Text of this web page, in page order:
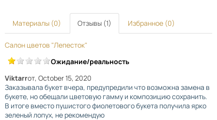
Материалы (0) Отзывы (1) Избранное (0)
Салон цветов "Лепесток"
Ожидание/реальность
от
Viktarr
, October 15, 2020
Заказывала букет вчера, предупредили что возможна замена в
букете, но обещали цветовую гамму и композицию сохранить.
В итоге вместо пушистого фиолетового букета получила ярко
зеленый лопух, не рекомендую